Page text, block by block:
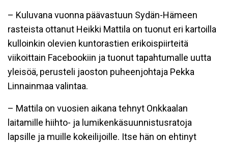
– Kuluvana vuonna päävastuun Sydän-Hämeen
rasteista ottanut Heikki Mattila on tuonut eri kartoilla
kulloinkin olevien kuntorastien erikoispiirteitä
viikoittain Facebookiin ja tuonut tapahtumalle uutta
yleisöä, perusteli jaoston puheenjohtaja Pekka
Linnainmaa valintaa.
– Mattila on vuosien aikana tehnyt Onkkaalan
laitamille hiihto- ja lumikenkäsuunnistusratoja
lapsille ja muille kokeilijoille. Itse hän on ehtinyt